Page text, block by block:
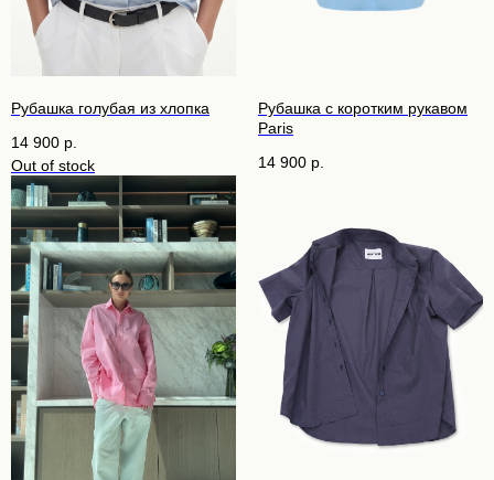
Рубашка голубая из хлопка
14 900 р.
Out of stock
Рубашка с коротким рукавом
Paris
14 900 р.